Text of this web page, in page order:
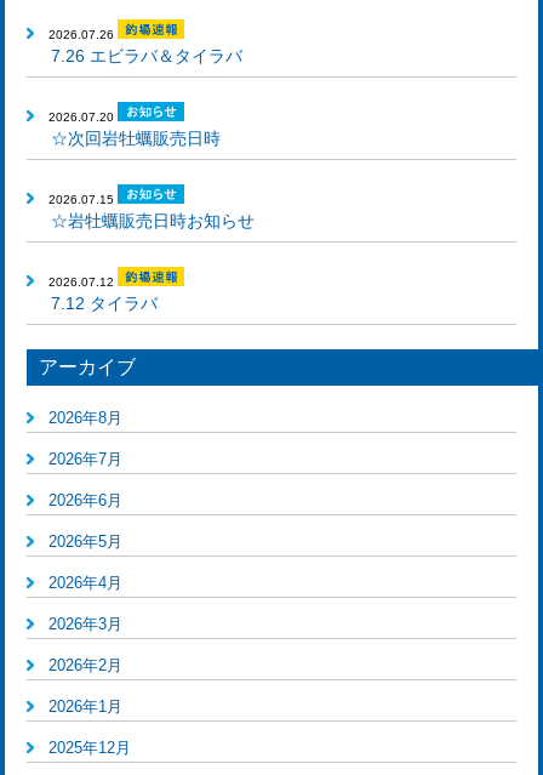
2026.07.26
7.26 エビラバ＆タイラバ
2026.07.20
☆次回岩牡蠣販売日時
2026.07.15
☆岩牡蠣販売日時お知らせ
2026.07.12
7.12 タイラバ
アーカイブ
2026年8月
2026年7月
2026年6月
2026年5月
2026年4月
2026年3月
2026年2月
2026年1月
2025年12月